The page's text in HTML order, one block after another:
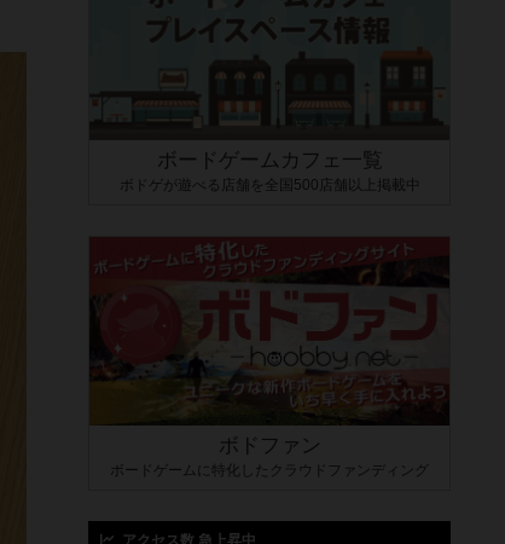
ボードゲームカフェ一覧
ボドゲが遊べる店舗を全国500店舗以上掲載中
ボドファン
ボードゲームに特化したクラウドファンディング
アクセス数 急上昇中